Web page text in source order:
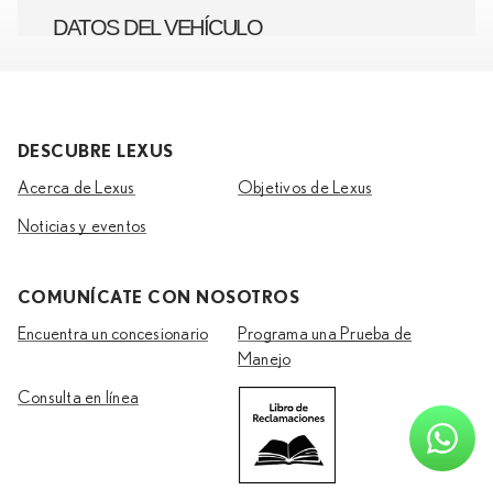
DESCUBRE LEXUS
Acerca de Lexus Objetivos de Lexus
Noticias y eventos
COMUNÍCATE CON NOSOTROS
Encuentra un concesionario
Programa una Prueba de
Manejo
Consulta en línea